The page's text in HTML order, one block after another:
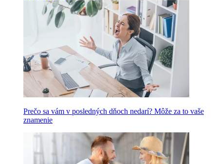
Prečo sa vám v posledných dňoch nedarí? Môže za to vaše
znamenie